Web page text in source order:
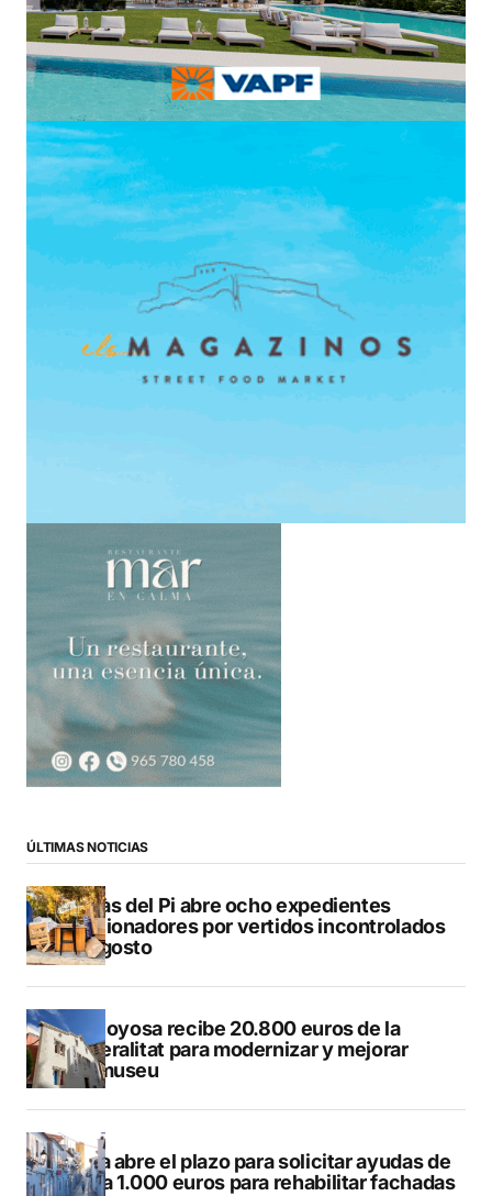
ÚLTIMAS NOTICIAS
L’Alfàs del Pi abre ocho expedientes
sancionadores por vertidos incontrolados
en agosto
Villajoyosa recibe 20.800 euros de la
Generalitat para modernizar y mejorar
Vilamuseu
Altea abre el plazo para solicitar ayudas de
hasta 1.000 euros para rehabilitar fachadas